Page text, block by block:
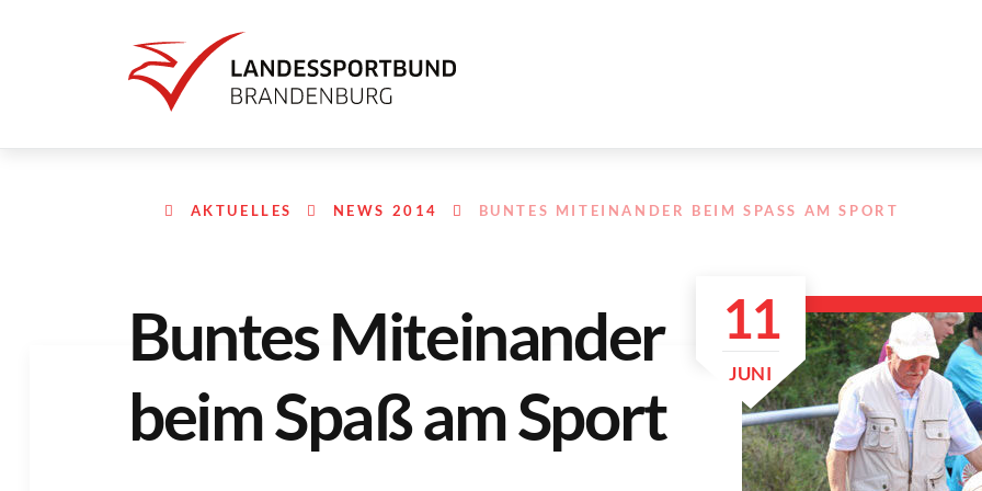
AKTUELLES NEWS 2014 BUNTES MITEINANDER BEIM SPASS AM SPORT
11
JUNI
Buntes Miteinander
beim Spaß am Sport